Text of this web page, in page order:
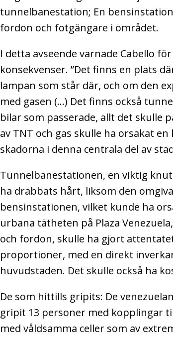
tunnelbanestation; En
fordon och fotgängare i området.
I detta avseende varnade Cabello
konsekvenser. ”Det finns en plats
lampan som står där, och om den
med gasen (…) Det finns också
bilar som passerade, allt det skulle
av TNT och gas skulle ha orsakat
skadorna i denna centrala del av
Tunnelbanestationen, en viktig
ha drabbats hårt, liksom den
bensinstationen, vilket kunde ha
urbana tätheten på Plaza
och fordon, skulle ha gjort
proportioner, med en direkt
huvudstaden. Det skulle också ha
De som hittills gripits: De
gripit 13 personer med kopplingar
med våldsamma celler som av